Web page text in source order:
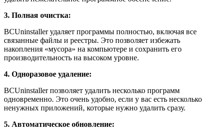
3. Полная очистка:
BCUninstaller удаляет программы полностью, включая все
связанные файлы и реестры. Это позволяет избежать
накопления «мусора» на компьютере и сохранить его
производительность на высоком уровне.
4. Одноразовое удаление:
BCUninstaller позволяет удалить несколько программ
одновременно. Это очень удобно, если у вас есть несколько
ненужных приложений, которые нужно удалить сразу.
5. Автоматическое обновление: